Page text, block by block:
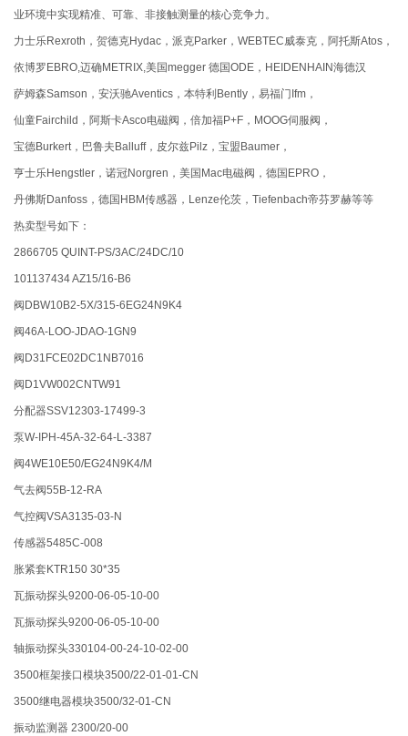
业环境中实现精准、可靠、非接触测量的核心竞争力。
力士乐Rexroth，贺德克Hydac，派克Parker，WEBTEC威泰克，阿托斯Atos，
依博罗EBRO,迈确METRIX,美国megger 德国ODE，HEIDENHAIN海德汉
萨姆森Samson，安沃驰Aventics，本特利Bently，易福门Ifm，
仙童Fairchild，阿斯卡Asco电磁阀，倍加福P+F，MOOG伺服阀，
宝德Burkert，巴鲁夫Balluff，皮尔兹Pilz，宝盟Baumer，
亨士乐Hengstler，诺冠Norgren，美国Mac电磁阀，德国EPRO，
丹佛斯Danfoss，德国HBM传感器，Lenze伦茨，Tiefenbach帝芬罗赫等等
热卖型号如下：
2866705 QUINT-PS/3AC/24DC/10
101137434 AZ15/16-B6
阀DBW10B2-5X/315-6EG24N9K4
阀46A-LOO-JDAO-1GN9
阀D31FCE02DC1NB7016
阀D1VW002CNTW91
分配器SSV12303-17499-3
泵W-IPH-45A-32-64-L-3387
阀4WE10E50/EG24N9K4/M
气去阀55B-12-RA
气控阀VSA3135-03-N
传感器5485C-008
胀紧套KTR150 30*35
瓦振动探头9200-06-05-10-00
瓦振动探头9200-06-05-10-00
轴振动探头330104-00-24-10-02-00
3500框架接口模块3500/22-01-01-CN
3500继电器模块3500/32-01-CN
振动监测器 2300/20-00